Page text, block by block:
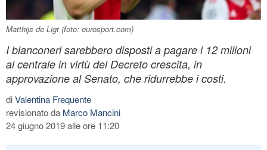
Matthijs de Ligt (foto: eurosport.com)
I bianconeri sarebbero disposti a pagare i 12 milioni
al centrale in virtù del Decreto crescita, in
approvazione al Senato, che ridurrebbe i costi.
diValentina Frequente
revisionato da Marco Mancini
24 giugno 2019 alle ore 11:20